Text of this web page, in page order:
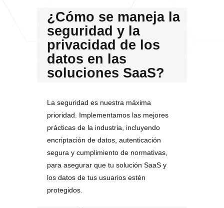
¿Cómo se maneja la
seguridad y la
privacidad de los
datos en las
soluciones SaaS?
La seguridad es nuestra máxima
prioridad. Implementamos las mejores
prácticas de la industria, incluyendo
encriptación de datos, autenticación
segura y cumplimiento de normativas,
para asegurar que tu solución SaaS y
los datos de tus usuarios estén
protegidos.